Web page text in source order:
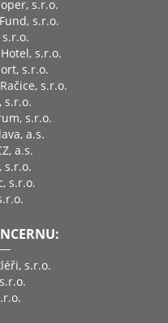
s.r.o.
s.r.o.
s.r.o.
s.r.o.
s.r.o.
s.r.o.
s.r.o.
s.r.o.
a.s.
a.s.
s.r.o.
s.r.o.
s.r.o.